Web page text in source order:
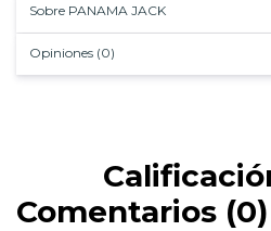
Sobre PANAMA JACK
Opiniones (0)
Comentarios (0)